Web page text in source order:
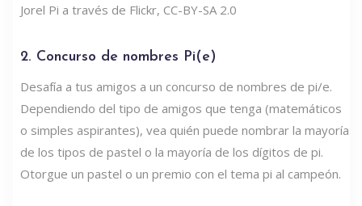
Jorel Pi a través de Flickr, CC-BY-SA 2.0
2. Concurso de nombres Pi(e)
Desafía a tus amigos a un concurso de nombres de pi/e.
Dependiendo del tipo de amigos que tenga (matemáticos
o simples aspirantes), vea quién puede nombrar la mayoría
de los tipos de pastel o la mayoría de los dígitos de pi.
Otorgue un pastel o un premio con el tema pi al campeón.